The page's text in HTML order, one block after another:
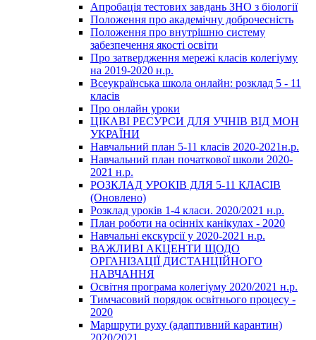
Апробація тестових завдань ЗНО з біології
Положення про академічну доброчесність
Положення про внутрішню систему
забезпечення якості освіти
Про затвердження мережі класів колегіуму
на 2019-2020 н.р.
Всеукраїнська школа онлайн: розклад 5 - 11
класів
Про онлайн уроки
ЦІКАВІ РЕСУРСИ ДЛЯ УЧНІВ ВІД МОН
УКРАЇНИ
Навчальний план 5-11 класів 2020-2021н.р.
Навчальний план початкової школи 2020-
2021 н.р.
РОЗКЛАД УРОКІВ ДЛЯ 5-11 КЛАСІВ
(Оновлено)
Розклад уроків 1-4 класи. 2020/2021 н.р.
План роботи на осінніх канікулах - 2020
Навчальні екскурсії у 2020-2021 н.р.
ВАЖЛИВІ АКЦЕНТИ ЩОДО
ОРГАНІЗАЦІЇ ДИСТАНЦІЙНОГО
НАВЧАННЯ
Освітня програма колегіуму 2020/2021 н.р.
Тимчасовий порядок освітнього процесу -
2020
Маршрути руху (адаптивний карантин)
2020/2021